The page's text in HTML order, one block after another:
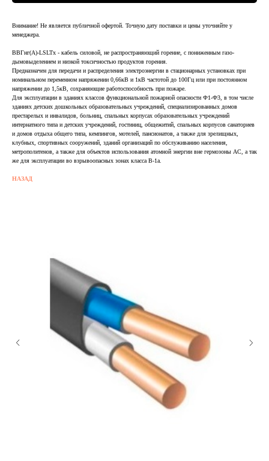
Внимание! Не является публичной офертой. Точную дату поставки и цены уточняйте у
менеджера.
ВВГнг(А)-LSLTx - кабель силовой, не распространяющий горение, с пониженным газо-
дымовыделением и низкой токсичностью продуктов горения.
Предназначен для передачи и распределения электроэнергии в стационарных установках при
номинальном переменном напряжении 0,66кВ и 1кВ частотой до 100Гц или при постоянном
напряжении до 1,5кВ, сохраняющие работоспособность при пожаре.
Для эксплуатации в зданиях классов функциональной пожарной опасности Ф1-Ф3, в том числе
зданиях детских дошкольных образовательных учреждений, специализированных домов
престарелых и инвалидов, больниц, спальных корпусах образовательных учреждений
интернатного типа и детских учреждений, гостиниц, общежитий, спальных корпусов санаториев
и домов отдыха общего типа, кемпингов, мотелей, пансионатов, а также для зрелищных,
клубных, спортивных сооружений, зданий организаций по обслуживанию населения,
метрополитенов, а также для объектов использования атомной энергии вне гермозоны АС, а так
же для эксплуатации во взрывоопасных зонах класса В-1а.
НАЗАД